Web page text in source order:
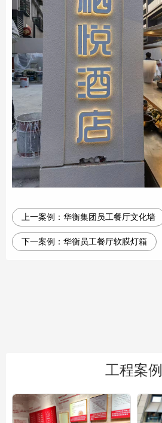
上一案例： 华衡集团员工餐厅文化墙
下一案例： 华衡员工餐厅软膜灯箱
工程案例